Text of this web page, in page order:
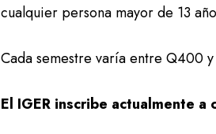
cualquier persona mayor de 13
Cada semestre varía entre Q400
El IGER inscribe actualmente